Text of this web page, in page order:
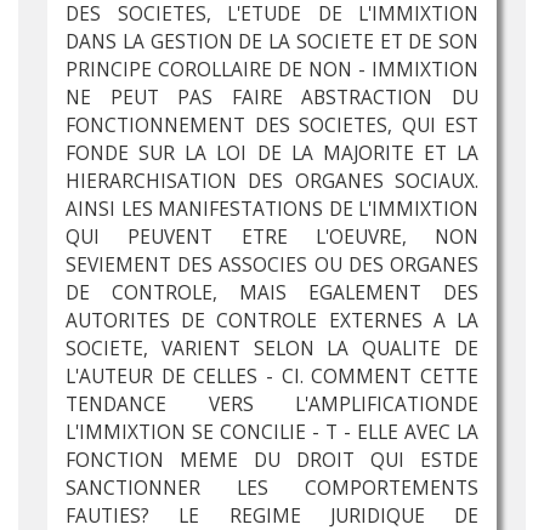
DES SOCIETES, L'ETUDE DE L'IMMIXTION
DANS LA GESTION DE LA SOCIETE ET DE SON
PRINCIPE COROLLAIRE DE NON - IMMIXTION
NE PEUT PAS FAIRE ABSTRACTION DU
FONCTIONNEMENT DES SOCIETES, QUI EST
FONDE SUR LA LOI DE LA MAJORITE ET LA
HIERARCHISATION DES ORGANES SOCIAUX.
AINSI LES MANIFESTATIONS DE L'IMMIXTION
QUI PEUVENT ETRE L'OEUVRE, NON
SEVIEMENT DES ASSOCIES OU DES ORGANES
DE CONTROLE, MAIS EGALEMENT DES
AUTORITES DE CONTROLE EXTERNES A LA
SOCIETE, VARIENT SELON LA QUALITE DE
L'AUTEUR DE CELLES - CI. COMMENT CETTE
TENDANCE VERS L'AMPLIFICATIONDE
L'IMMIXTION SE CONCILIE - T - ELLE AVEC LA
FONCTION MEME DU DROIT QUI ESTDE
SANCTIONNER LES COMPORTEMENTS
FAUTIES? LE REGIME JURIDIQUE DE